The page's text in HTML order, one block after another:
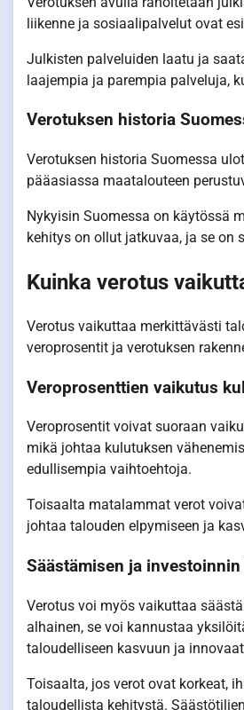
liikenne ja sosiaalipalvelut ovat
Julkisten palveluiden laatu ja
laajempia ja parempia palveluja,
Verotuksen historia
Verotuksen historia Suomessa
pääasiassa maatalouteen
Nykyisin Suomessa on käytössä
kehitys on ollut jatkuvaa, ja se
Kuinka verotus
Verotus vaikuttaa merkittävästi
veroprosentit ja verotuksen
Veroprosenttien vaikutus
Veroprosentit voivat suoraan
mikä johtaa kulutuksen
edullisempia vaihtoehtoja.
Toisaalta matalammat verot
johtaa talouden elpymiseen ja
Säästämisen ja
Verotus voi myös vaikuttaa
alhainen, se voi kannustaa
taloudelliseen kasvuun ja
Toisaalta, jos verot ovat korkeat,
taloudellista kehitystä.